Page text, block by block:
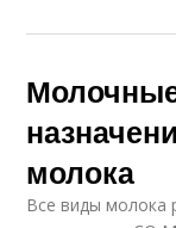
молока
Все виды молока